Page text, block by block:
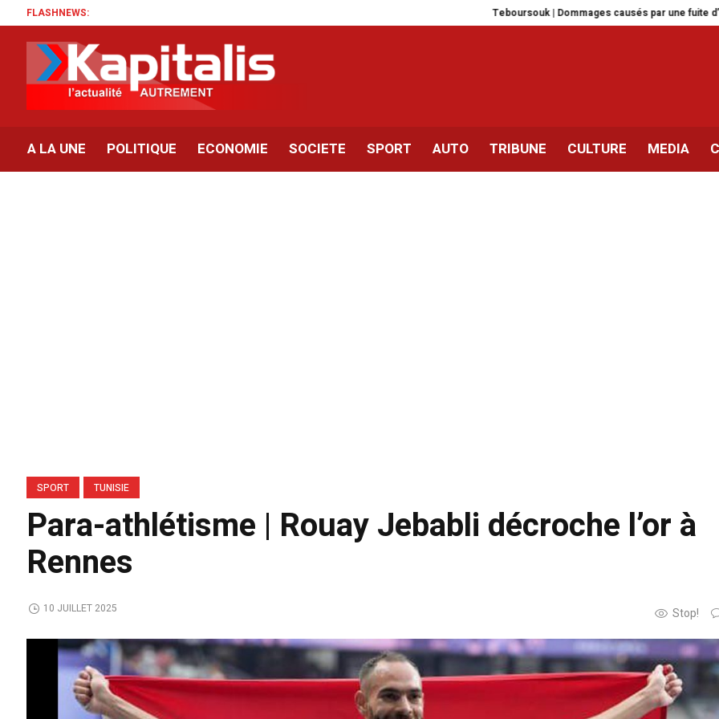
FLASHNEWS: Teboursouk | Dommages causés par une fuite
A LA UNE POLITIQUE ECONOMIE SOCIETE SPORT AUTO TRIBUNE CULTURE MEDIA
SPORT TUNISIE
Para-athlétisme | Rouay Jebabli décroche l’or à
Rennes
Stop!
10 JUILLET 2025